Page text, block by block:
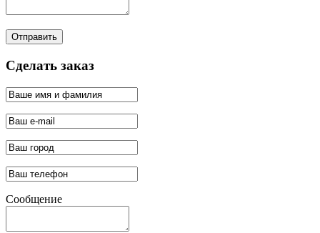
Отправить
Сделать заказ
Сообщение